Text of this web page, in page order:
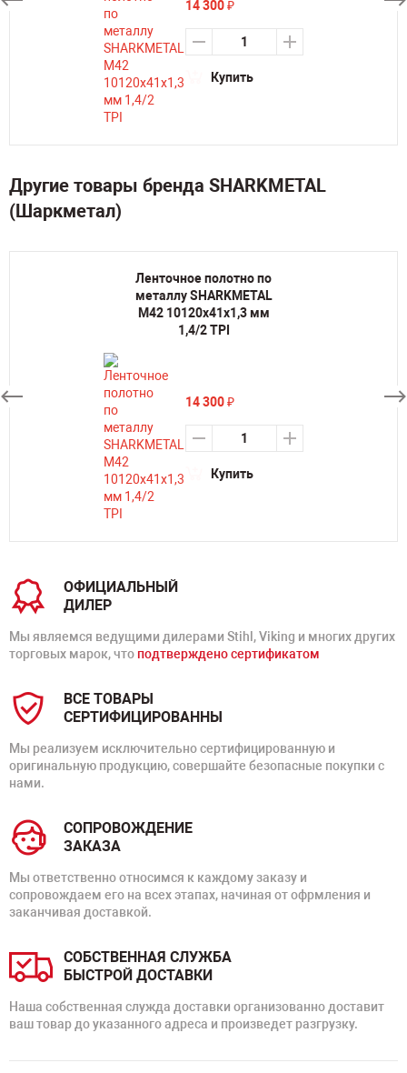
14 300₽
Купить
Другие товары бренда SHARKMETAL
(Шаркметал)
Ленточное полотно по
металлу SHARKMETAL
M42 10120х41х1,3 мм
1,4/2 TPI
14 300₽
Купить
ОФИЦИАЛЬНЫЙ
ДИЛЕР
Мы являемся ведущими дилерами Stihl, Viking и многих других
торговых марок, что подтверждено сертификатом
ВСЕ ТОВАРЫ
СЕРТИФИЦИРОВАННЫ
Мы реализуем исключительно сертифицированную и
оригинальную продукцию, совершайте безопасные покупки с
нами.
СОПРОВОЖДЕНИЕ
ЗАКАЗА
Мы ответственно относимся к каждому заказу и
сопровождаем его на всех этапах, начиная от офрмления и
заканчивая доставкой.
СОБСТВЕННАЯ СЛУЖБА
БЫСТРОЙ ДОСТАВКИ
Наша собственная служда доставки организованно доставит
ваш товар до указанного адреса и произведет разгрузку.